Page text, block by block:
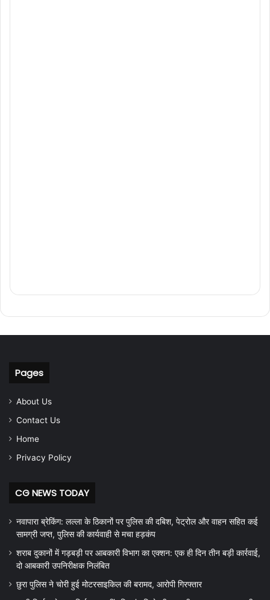
Pages
About Us
Contact Us
Home
Privacy Policy
CG NEWS TODAY
नवापारा ब्रेकिंग: लल्ला के ठिकानों पर पुलिस की दबिश, पेट्रोल और वाहन सहित कई
सामग्री जप्त, पुलिस की कार्यवाही से मचा हड़कंप
शराब दुकानों में गड़बड़ी पर आबकारी विभाग का एक्शन: एक ही दिन तीन बड़ी कार्रवाई,
दो आबकारी उपनिरीक्षक निलंबित
छुरा पुलिस ने चोरी हुई मोटरसाइकिल की बरामद, आरोपी गिरफ्तार